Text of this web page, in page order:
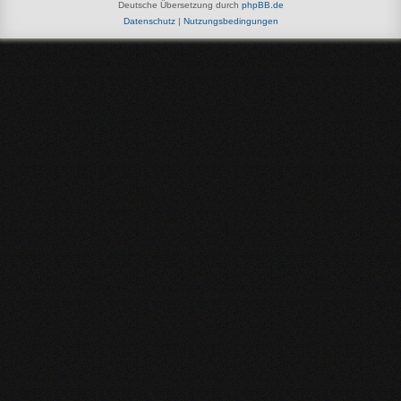
Deutsche Übersetzung durch phpBB.de
Datenschutz| Nutzungsbedingungen